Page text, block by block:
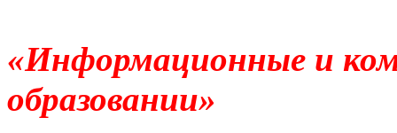
«Информационные и
образовании»